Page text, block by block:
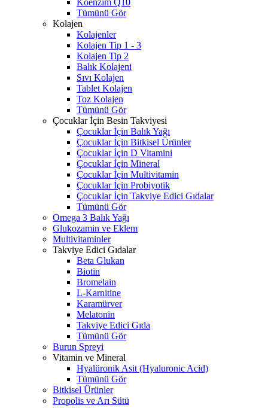
Koenzim Q10
Tümünü Gör
Kolajen
Kolajenler
Kolajen Tip 1 - 3
Kolajen Tip 2
Balık Kolajeni
Sıvı Kolajen
Tablet Kolajen
Toz Kolajen
Tümünü Gör
Çocuklar İçin Besin Takviyesi
Çocuklar İçin Balık Yağı
Çocuklar İçin Bitkisel Ürünler
Çocuklar İçin D Vitamini
Çocuklar İçin Mineral
Çocuklar İçin Multivitamin
Çocuklar İçin Probiyotik
Çocuklar İçin Takviye Edici Gıdalar
Tümünü Gör
Omega 3 Balık Yağı
Glukozamin ve Eklem
Multivitaminler
Takviye Edici Gıdalar
Beta Glukan
Biotin
Bromelain
L-Karnitine
Karamürver
Melatonin
Takviye Edici Gıda
Tümünü Gör
Burun Spreyi
Vitamin ve Mineral
Hyalüronik Asit (Hyaluronic Acid)
Tümünü Gör
Bitkisel Ürünler
Propolis ve Arı Sütü